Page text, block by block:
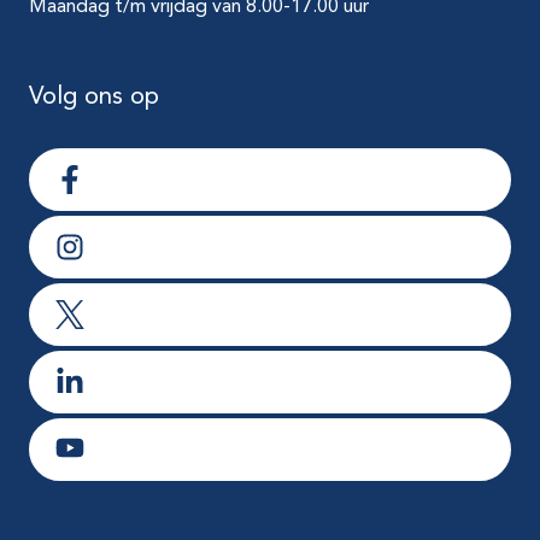
Maandag t/m vrijdag van 8.00-17.00 uur
Volg ons op
Ga naar Facebook
Ga naar Instagram
Ga naar X
Ga naar LinkedIn
Ga naar Youtube